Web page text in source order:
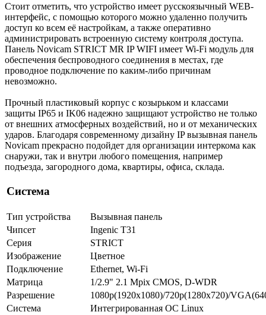
Стоит отметить, что устройство имеет русскоязычный WEB-
интерфейс, с помощью которого можно удаленно получить
доступ ко всем её настройкам, а также оперативно
администрировать встроенную систему контроля доступа.
Панель Novicam STRICT MR IP WIFI имеет Wi-Fi модуль для
обеспечения беспроводного соединения в местах, где
проводное подключение по каким-либо причинам
невозможно.
Прочный пластиковый корпус с козырьком и классами
защиты IP65 и IK06 надежно защищают устройство не только
от внешних атмосферных воздействий, но и от механических
ударов. Благодаря современному дизайну IP вызывная панель
Novicam прекрасно подойдет для организации интеркома как
снаружи, так и внутри любого помещения, например
подъезда, загородного дома, квартиры, офиса, склада.
Система
Тип устройства
Вызывная панель
Чипсет
Ingenic T31
Серия
STRICT
Изображение
Цветное
Подключение
Ethernet, Wi-Fi
Матрица
1/2.9" 2.1 Mpix CMOS, D-WDR
Разрешение
1080p(1920x1080)/720p(1280x720)/
Система
Интегрированная OC Linux